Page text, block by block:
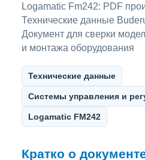
Logamatic Fm242: PDF
Технические данные
Документ для сверки
и монтажа оборудования
Технические данные
Системы управления и
Logamatic FM242
Кратко о